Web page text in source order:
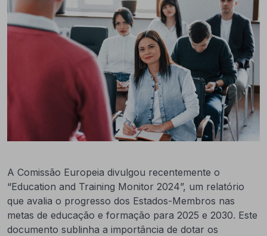
A Comissão Europeia divulgou recentemente o
“Education and Training Monitor 2024”, um relatório
que avalia o progresso dos Estados-Membros nas
metas de educação e formação para 2025 e 2030. Este
documento sublinha a importância de dotar os